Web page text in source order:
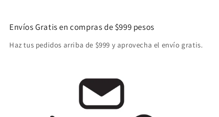
Envíos Gratis en compras de $999 pesos
Haz tus pedidos arriba de $999 y aprovecha el envío gratis.